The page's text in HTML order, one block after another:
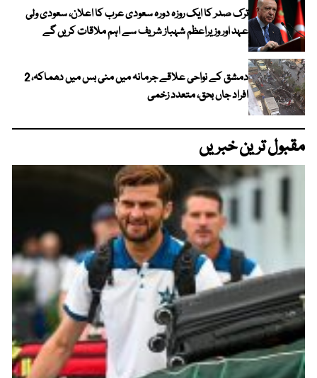
ترک صدر کا ایک روزہ دورہ سعودی عرب کا اعلان، سعودی ولی
عہد اور وزیراعظم شہباز شریف سے اہم ملاقات کریں گے
دمشق کے نواحی علاقے جرمانہ میں منی بس میں دھماکہ، 2
افراد جاں بحق، متعدد زخمی
مقبول ترین خبریں